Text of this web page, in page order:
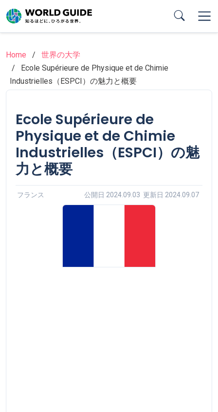
to
main
Home
世界の大学
Ecole Supérieure de Physique et de Chimie
Industrielles（ESPCI）の魅力と概要
Ecole Supérieure de
Physique et de Chimie
Industrielles（ESPCI）の魅
力と概要
フランス 公開日 2024.09.03 更新日 2024.09.07